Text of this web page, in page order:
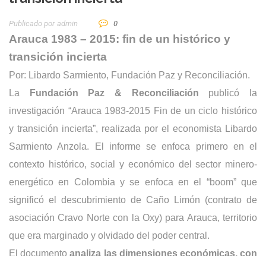
Publicado por Admin 0
Arauca 1983 – 2015: fin de un histórico y
transición incierta
Por: Libardo Sarmiento, Fundación Paz y Reconciliación.
La
Fundación Paz & Reconciliación publicó la
investigación “Arauca 1983-2015 Fin de un ciclo histórico
y transición incierta”, realizada por el economista Libardo
Sarmiento Anzola. El informe se enfoca primero en el
contexto histórico, social y económico del sector minero-
energético en Colombia y se enfoca en el “boom” que
significó el descubrimiento de Caño Limón (contrato de
asociación Cravo Norte con la Oxy) para Arauca, territorio
que era marginado y olvidado del poder central.
El documentoanaliza las dimensiones económicas, con